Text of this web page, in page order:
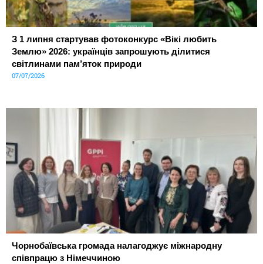
З 1 липня стартував фотоконкурс «Вікі любить
Землю» 2026: українців запрошують ділитися
світлинами пам’яток природи
07/07/2026
Чорнобаївська громада налагоджує міжнародну
співпрацю з Німеччиною